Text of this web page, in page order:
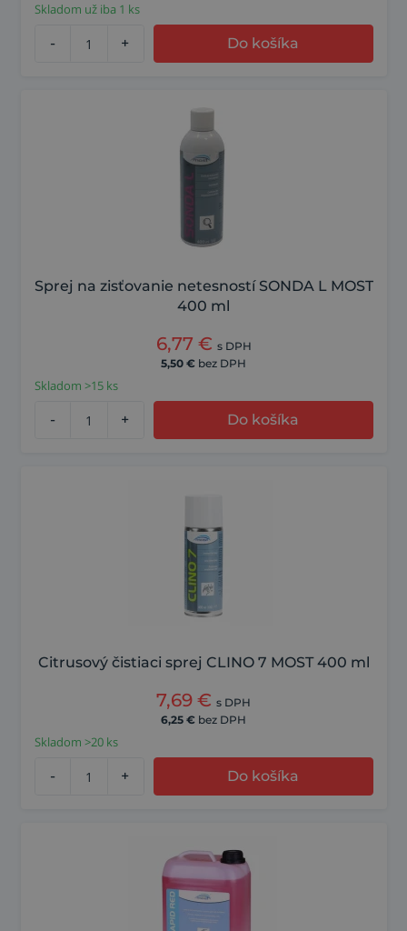
Skladom už iba 1 ks
- + Do košíka
Sprej na zisťovanie netesností SONDA L MOST
400 ml
6,77 € s DPH
5,50 € bez DPH
Skladom >15 ks
- + Do košíka
Citrusový čistiaci sprej CLINO 7 MOST 400 ml
7,69 € s DPH
6,25 € bez DPH
Skladom >20 ks
- + Do košíka